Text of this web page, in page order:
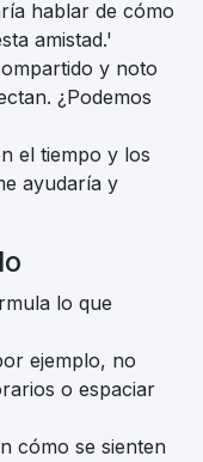
hablar de cómo
amistad.'
y noto
¿Podemos
el tiempo y los
ayudaría y
lo que
ejemplo, no
o espaciar
cómo se sienten